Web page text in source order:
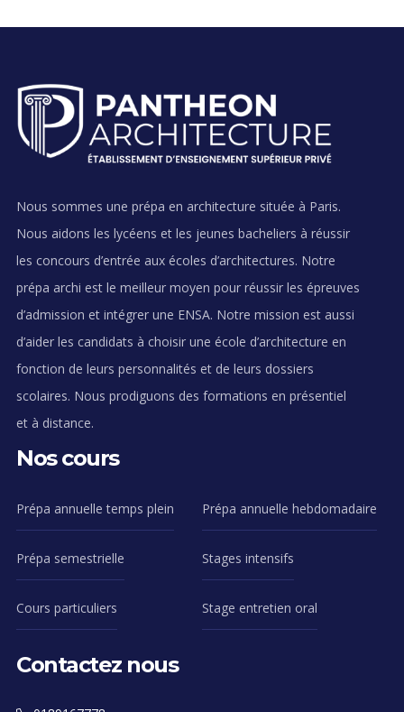
Nous sommes une prépa en architecture située à Paris.
Nous aidons les lycéens et les jeunes bacheliers à réussir
les concours d’entrée aux écoles d’architectures. Notre
prépa archi est le meilleur moyen pour réussir les épreuves
d’admission et intégrer une ENSA. Notre mission est aussi
d’aider les candidats à choisir une école d’architecture en
fonction de leurs personnalités et de leurs dossiers
scolaires. Nous prodiguons des formations en présentiel
et à distance.
Nos cours
Prépa annuelle temps plein Prépa annuelle hebdomadaire
Prépa semestrielle Stages intensifs
Cours particuliers Stage entretien oral
Contactez nous